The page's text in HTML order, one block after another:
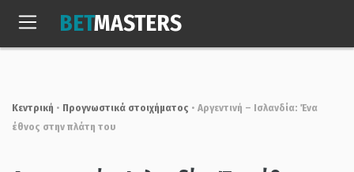
Σαβ, 8 Αυγ. 2026
BETMASTERS
Κεντρική • Προγνωστικά στοιχήματος • Αργεντινή – Ισλανδία: Ένα
έθνος στην πλάτη του